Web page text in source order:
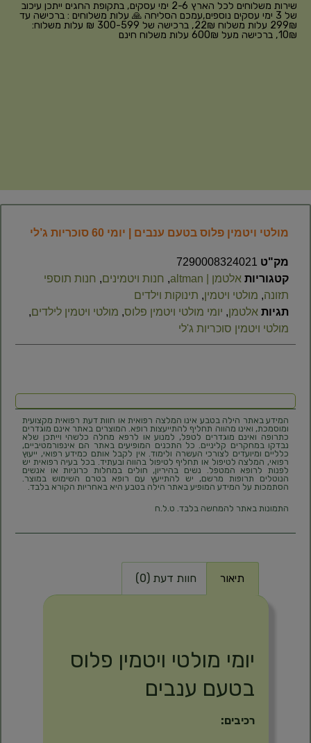
שירות משלוחים לכל הארץ 2-6 ימי עסקים, בתקופת החגים ייתכן עיכוב
של 3 ימי עסקים נוספים,עמכם הסליחה 🙏 עלות משלוחים : ברכישה עד
299₪ עלות משלוח 22₪, ברכישה של 300-599 ₪ עלות משלוח:
10₪, ברכישה מעל 600₪ עלות משלוח חינם
מולטי ויטמין פלוס בטעם ענבים | יומי 60 סוכריות ג’לי
מק"ט 7290008324021
קטגוריות אלטמן | altman , חנות ויטמינים, חנות תוספי
תזונה, מולטי ויטמין, תינוקות וילדים
תגיות אלטמן, יומי מולטי ויטמין פלוס, מולטי ויטמין לילדים,
מולטי ויטמין סוכריות ג'לי
המידע באתר הילה בטבע אינו המלצה רפואית או חוות דעת רפואית מקצועית
ומוסמכת, ואינו מהווה תחליף להתייעצות רופא. המוצרים באתר אינם מוגדרים
כתרופה ואינם מוגדרים לטפל, למנוע או לרפא מחלה כלשהי וייתכן שלא
נבדקו במחקרים קליניים. כל התכנים המופיעים באתר הם אינפורמטיביים,
כלליים ומיועדים לצורכי העשרה ולימוד. אין לקבל אותם כמידע רפואי, ייעוץ
רפואי, המלצה לטיפול או תחליף לטיפול בהווה ובעתיד. בכל בעיה רפואית יש
לפנות לרופא המטפל. נשים בהיריון, חולים במחלות כרוניות או אנשים
הנוטלים תרופות מרשם, יש להתייעץ עם רופא בטרם השימוש במוצר.
הסתמכות על המידע המופיע באתר הילה בטבע היא באחריות הקורא בלבד.
התמונות באתר להמחשה בלבד. ט.ל.ח
תיאור חוות דעת (0)
יומי מולטי ויטמין פלוס
בטעם ענבים
רכיבים: